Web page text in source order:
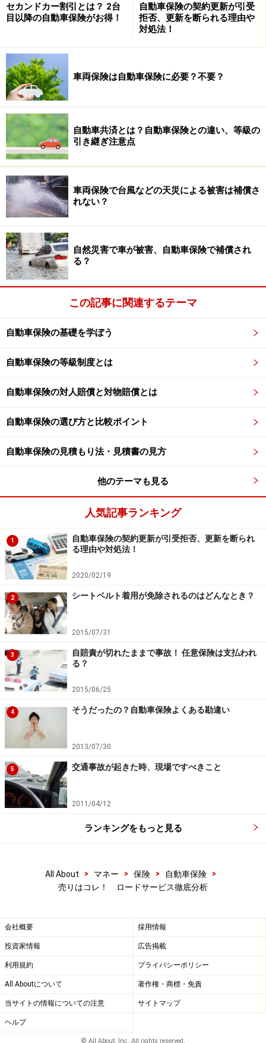
セカンドカー割引とは？ 2台
目以降の自動車保険がお得！
自動車保険の契約更新が引受
拒否、更新を断られる理由や
対処法！
車両保険は自動車保険に必要？不要？
自動車共済とは？自動車保険との違い、等級の
引き継ぎ注意点
車両保険で台風などの天災による被害は補償さ
れない？
自然災害で車が被害、自動車保険で補償され
る？
この記事に関連するテーマ
自動車保険の基礎を学ぼう
自動車保険の等級制度とは
自動車保険の対人賠償と対物賠償とは
自動車保険の選び方と比較ポイント
自動車保険の見積もり法・見積書の見方
他のテーマも見る
人気記事ランキング
1
自動車保険の契約更新が引受拒否、更新を断られ
る理由や対処法！
2020/02/19
2 シートベルト着用が免除されるのはどんなとき？
2015/07/31
3
自賠責が切れたままで事故！ 任意保険は支払われ
る？
2015/06/25
4 そうだったの？自動車保険よくある勘違い
2013/07/30
5 交通事故が起きた時、現場ですべきこと
2011/04/12
ランキングをもっと見る
All About > マネー > 保険 > 自動車保険
>
売りはコレ！ ロードサービス徹底分析
会社概要 採用情報
投資家情報 広告掲載
利用規約 プライバシーポリシー
All Aboutについて 著作権・商標・免責
当サイトの情報についての注意 サイトマップ
ヘルプ
© All About, Inc. All rights reserved.